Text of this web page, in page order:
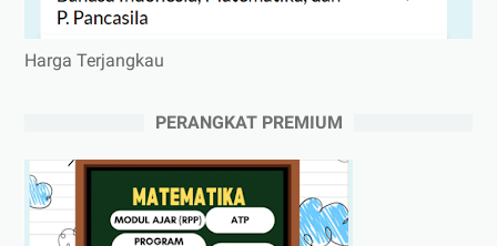
Harga Terjangkau
PERANGKAT PREMIUM